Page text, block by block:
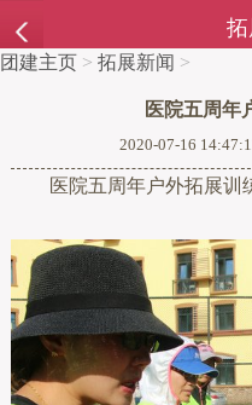
拓
团建主页 > 拓展新闻 >
医院五周年
2020-07-16
医院五周年户外拓展训